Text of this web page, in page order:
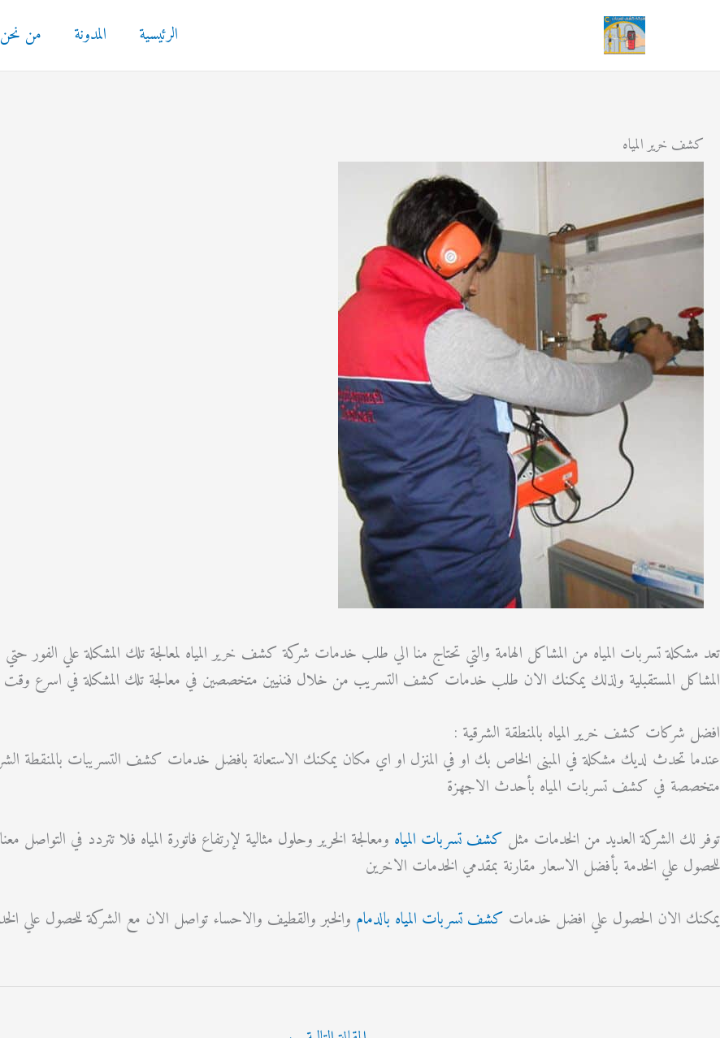
المحتوى
الرئيسية المدونة من نحن
كشف خرير المياه
تعد مشكلة تسربات المياه من المشاكل الهامة والتي تحتاج منا الي طلب خدمات شركة كشف خرير المياه لمعالجة تلك المشكلة علي الفور
المشاكل المستقبلية ولذلك يمكنك الان طلب خدمات كشف التسريب من خلال فننيين متخصصين في معالجة تلك المشكلة في اسرع
افضل شركات كشف خرير المياه بالمنطقة الشرقية :
عندما تحدث لديك مشكلة في المبنى الخاص بك او في المنزل او اي مكان يمكنك الاستعانة بافضل خدمات كشف التسريبات بالمنقطة
متخصصة في كشف تسربات المياه بأحدث الاجهزة
توفر لك الشركة العديد من الخدمات مثل كشف تسربات المياه ومعالجة الخرير وحلول مثالية لإرتفاع فاتورة المياه فلا تتردد في
للحصول علي الخدمة بأفضل الاسعار مقارنة بمقدمي الخدمات الاخرين
يمكنك الان الحصول علي افضل خدمات كشف تسربات المياه بالدمام والخبر والقطيف والاحساء تواصل الان مع الشركة للحصول علي